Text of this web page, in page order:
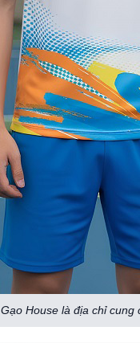
Gạo House là địa chỉ